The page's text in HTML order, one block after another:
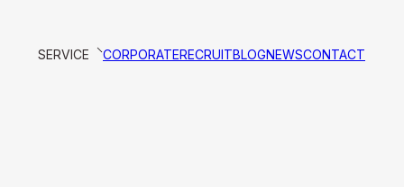
SERVICE CORPORATERECRUITBLOGNEWSCONTACT